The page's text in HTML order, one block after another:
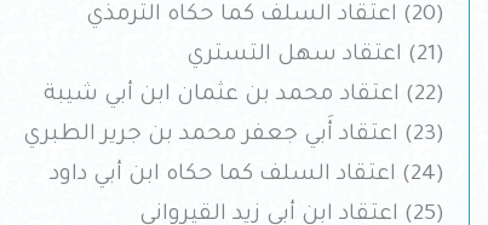
(20) اعتقاد السلف كما حكاه الترمذي
(21) اعتقاد سهل التستري
(22) اعتقاد محمد بن عثمان ابن أبي شيبة
(23) اعتقاد أَبي جعفر محمد بن جرير الطبري
(24) اعتقاد السلف كما حكاه ابن أبي داود
(25) اعتقاد ابن أبي زيد القيرواني